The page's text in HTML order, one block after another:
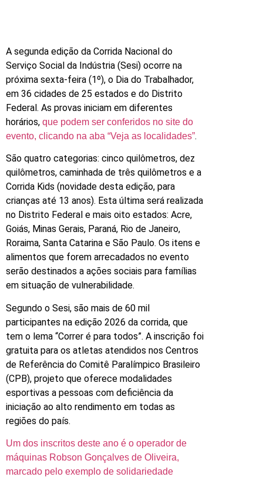
A segunda edição da Corrida Nacional do
Serviço Social da Indústria (Sesi) ocorre na
próxima sexta-feira (1º), o Dia do Trabalhador,
em 36 cidades de 25 estados e do Distrito
Federal. As provas iniciam em diferentes
horários, que podem ser conferidos no site do
evento, clicando na aba “Veja as localidades”.
São quatro categorias: cinco quilômetros, dez
quilômetros, caminhada de três quilômetros e a
Corrida Kids (novidade desta edição, para
crianças até 13 anos). Esta última será realizada
no Distrito Federal e mais oito estados: Acre,
Goiás, Minas Gerais, Paraná, Rio de Janeiro,
Roraima, Santa Catarina e São Paulo. Os itens e
alimentos que forem arrecadados no evento
serão destinados a ações sociais para famílias
em situação de vulnerabilidade.
Segundo o Sesi, são mais de 60 mil
participantes na edição 2026 da corrida, que
tem o lema “Correr é para todos”. A inscrição foi
gratuita para os atletas atendidos nos Centros
de Referência do Comitê Paralímpico Brasileiro
(CPB), projeto que oferece modalidades
esportivas a pessoas com deficiência da
iniciação ao alto rendimento em todas as
regiões do país.
Um dos inscritos deste ano é o operador de
máquinas Robson Gonçalves de Oliveira,
marcado pelo exemplo de solidariedade